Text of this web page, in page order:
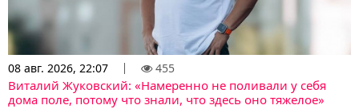
08 авг. 2026, 22:07 455
Виталий Жуковский: «Намеренно не поливали у себя
дома поле, потому что знали, что здесь оно тяжелое»